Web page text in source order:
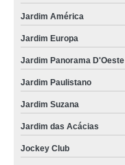
Jardim América
Jardim Europa
Jardim Panorama D'Oeste
Jardim Paulistano
Jardim Suzana
Jardim das Acácias
Jockey Club